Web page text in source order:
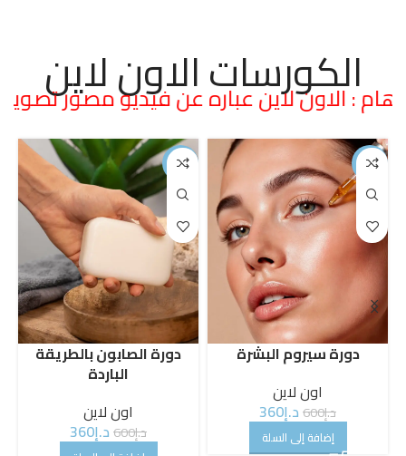
الكورسات الاون لاين
الاون لاين عباره عن فيديو مصور تصوير
-40%
دورة المخمريات والعطور
اون لاين
د.إ600د.إ360
إضافة إلى السلة
-40%
دورة المقشرات
اون لاين
600 د.إ360
إضافة إلى السلة